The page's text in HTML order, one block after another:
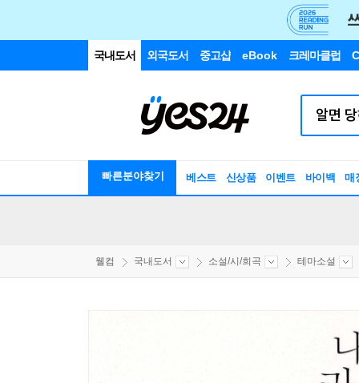
국내도서 외국도서 중고샵 eBook 크레마클럽
빠른분야찾기 베스트 신상품 이벤트 바이백 매
웰컴 국내도서 소설/시/희곡 테마소설